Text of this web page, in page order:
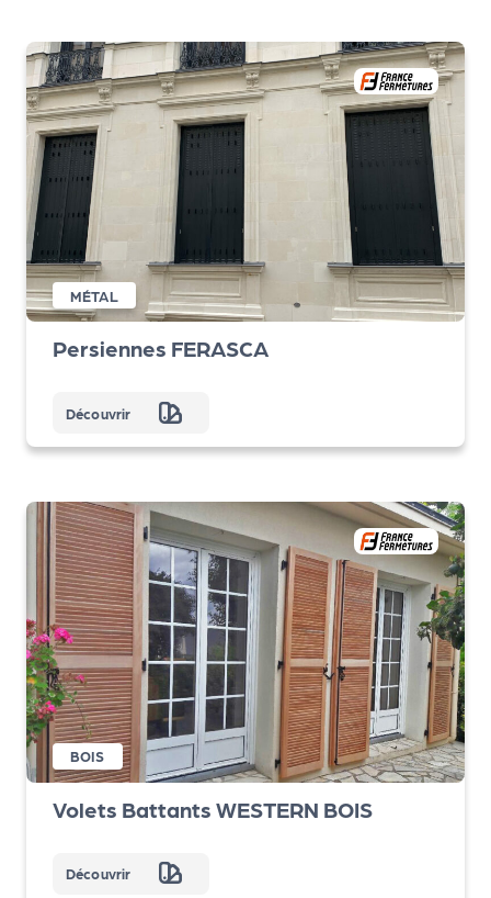
MÉTAL
Persiennes FERASCA
Découvrir
BOIS
Volets Battants WESTERN BOIS
Découvrir